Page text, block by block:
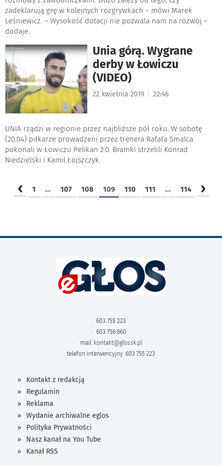
zadeklarują grę w kolejnych rozgrywkach – mówi Marek
Leśniewicz. – Wysokość dotacji nie pozwala nam na rozwój –
dodaje.
Unia górą. Wygrane
derby w Łowiczu
(VIDEO)
22 kwietnia 2019 22:46
UNIA rządzi w regionie przez najbliższe pół roku. W sobotę
(20.04) piłkarze prowadzeni przez trenera Rafała Smalca
pokonali w Łowiczu Pelikan 2:0. Bramki strzelili Konrad
Niedzielski i Kamil Łojszczyk.
‹ 1 ... 107 108 109 110 111 ... 114 ›
603 755 223
603 756 860
mail: kontakt@glossk.pl
telefon interwencyjny: 603 755 223
Kontakt z redakcją
Regulamin
Reklama
Wydanie archiwalne eglos
Polityka Prywatności
Nasz kanał na You Tube
Kanał RSS